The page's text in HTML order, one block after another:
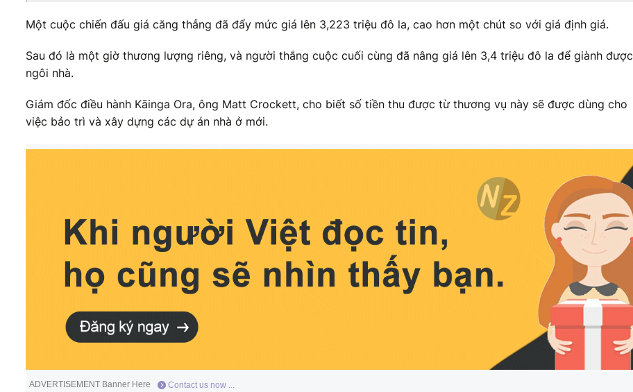
Một cuộc chiến đấu giá căng thẳng đã đẩy mức giá lên 3,223 triệu đô la, cao hơn một chút so với giá định giá.
Sau đó là một giờ thương lượng riêng, và người thắng cuộc cuối cùng đã nâng giá lên 3,4 triệu đô la để giành được
ngôi nhà.
Giám đốc điều hành Kāinga Ora, ông Matt Crockett, cho biết số tiền thu được từ thương vụ này sẽ được dùng cho
việc bảo trì và xây dựng các dự án nhà ở mới.
ADVERTISEMENT Banner Here Contact us now ...